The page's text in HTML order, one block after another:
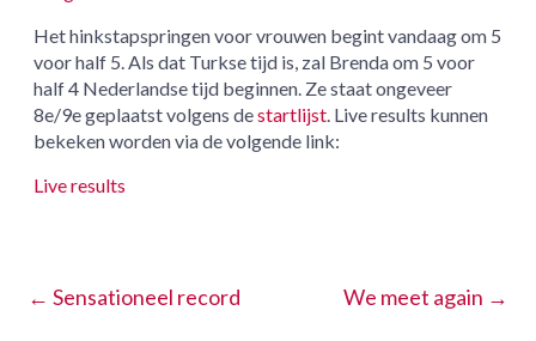
Het hinkstapspringen voor vrouwen begint vandaag om 5
voor half 5. Als dat Turkse tijd is, zal Brenda om 5 voor
half 4 Nederlandse tijd beginnen. Ze staat ongeveer
8e/9e geplaatst volgens destartlijst. Live results kunnen
bekeken worden via de volgende link:
Live results
← Sensationeel record We meet again →